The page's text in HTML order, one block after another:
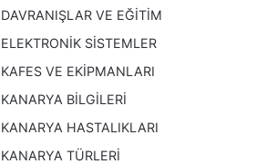
DAVRANIŞLAR VE EĞİTİM
ELEKTRONİK SİSTEMLER
KAFES VE EKİPMANLARI
KANARYA BİLGİLERİ
KANARYA HASTALIKLARI
KANARYA TÜRLERİ